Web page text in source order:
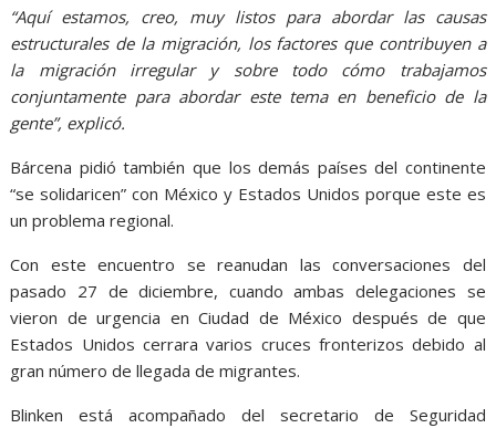
“Aquí estamos, creo, muy listos para abordar las causas
estructurales de la migración, los factores que contribuyen a
la migración irregular y sobre todo cómo trabajamos
conjuntamente para abordar este tema en beneficio de la
gente”, explicó.
Bárcena pidió también que los demás países del continente
“se solidaricen” con México y Estados Unidos porque este es
un problema regional.
Con este encuentro se reanudan las conversaciones del
pasado 27 de diciembre, cuando ambas delegaciones se
vieron de urgencia en Ciudad de México después de que
Estados Unidos cerrara varios cruces fronterizos debido al
gran número de llegada de migrantes.
Blinken está acompañado del secretario de Seguridad